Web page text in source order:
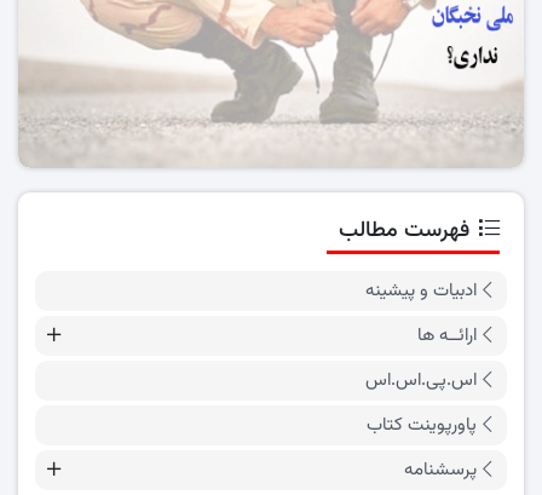
فهرست مطالب
ادبیات و پیشینه
ارائــه ها
اس.پی.اس.اس
پاورپوینت کتاب
پرسشنامه